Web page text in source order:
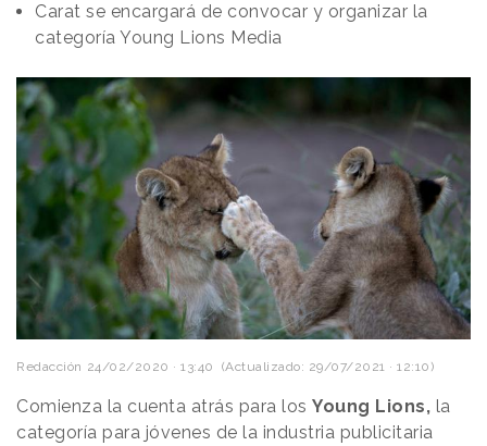
Carat se encargará de convocar y organizar la
categoría Young Lions Media
Redacción 24/02/2020 · 13:40 (Actualizado: 29/07/2021 · 12:10)
Comienza la cuenta atrás para los Young Lions, la
categoría para jóvenes de la industria publicitaria